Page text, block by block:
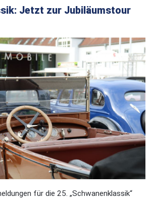
Jetzt zur Jubiläumstour
für die 25. „Schwanenklassik“